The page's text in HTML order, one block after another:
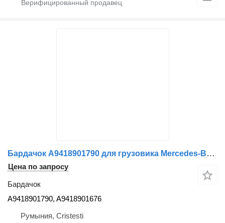
Бардачок A9418901790 для грузовика Mercedes-Benz
Цена по запросу
Бардачок
A9418901790, A9418901676
Румыния, Cristesti